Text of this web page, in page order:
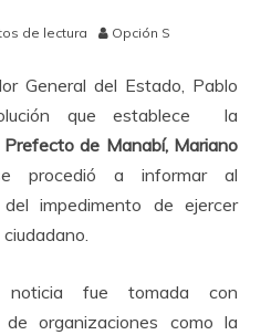
de lectura Opción S
General del Estado, Pablo
que establece la
de Manabí, Mariano
procedió a informar al
impedimento de ejercer
fue tomada con
organizaciones como la